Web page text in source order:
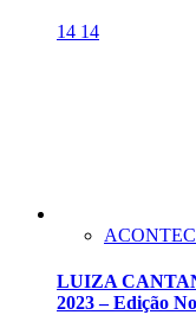
14 14
LUIZA
2023 – Edição